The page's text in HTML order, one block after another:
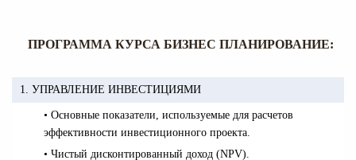
ПРОГРАММА КУРСА БИЗНЕС ПЛАНИРОВАНИЕ:
1. УПРАВЛЕНИЕ ИНВЕСТИЦИЯМИ
• Основные показатели, используемые для расчетов
эффективности инвестиционного проекта.
• Чистый дисконтированный доход (NPV).